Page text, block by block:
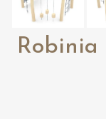
Robinia